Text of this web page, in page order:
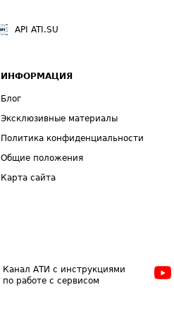
API ATI.SU
ИНФОРМАЦИЯ
Блог
Эксклюзивные материалы
Политика конфиденциальности
Общие положения
Карта сайта
Канал АТИ с инструкциями
по работе с сервисом